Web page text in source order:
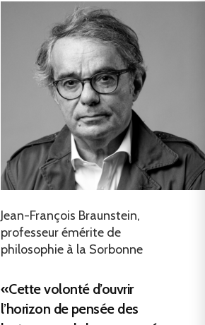
Jean-François Braunstein,
professeur émérite de
philosophie à la Sorbonne
«Cette volonté d’ouvrir
l’horizon de pensée des